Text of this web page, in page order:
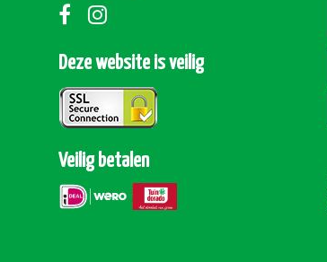
Deze website is veilig
Veilig betalen